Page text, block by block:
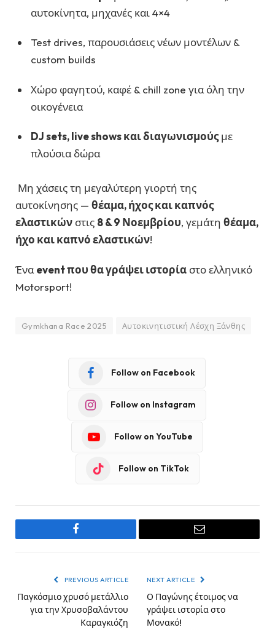
αυτοκίνητα, μηχανές και 4×4
Test drives, παρουσιάσεις νέων μοντέλων &
custom builds
Χώρο φαγητού, καφέ & chill zone για όλη την
οικογένεια
DJ sets, live shows και διαγωνισμούςμε
πλούσια δώρα
Μη χάσεις τη μεγαλύτερη γιορτή της
αυτοκίνησης — θέαμα, ήχος και καπνός
ελαστικών στις 8 & 9 Νοεμβρίου, γεμάτη θέαμα,
ήχο και καπνό ελαστικών!
Ένα event που θα γράψει ιστορία στο ελληνικό
Motorsport!
Gymkhana Race 2025 Αυτοκινητιστική Λέσχη Ξάνθης
Follow on Facebook
Follow on Instagram
Follow on YouTube
Follow on TikTok
Facebook Email
PREVIOUS ARTICLE
Παγκόσμιο χρυσό μετάλλιο
για την Χρυσοβαλάντου
Καραγκιόζη
NEXT ARTICLE
Ο Παγώνης έτοιμος να
γράψει ιστορία στο
Μονακό!